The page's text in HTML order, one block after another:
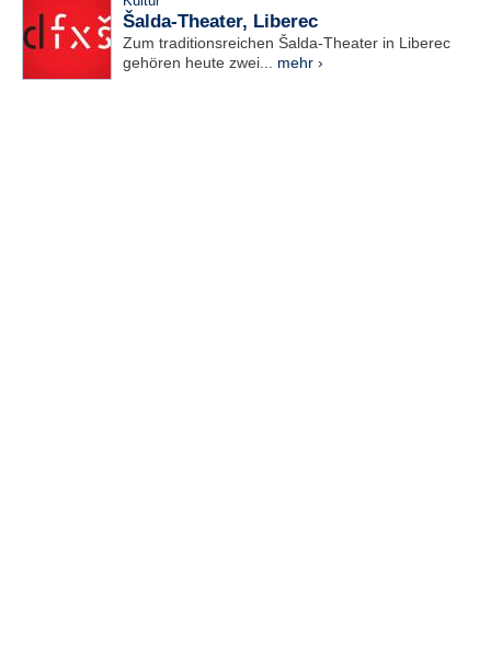
Šalda-Theater, Liberec
Zum traditionsreichen Šalda-Theater in Liberec
gehören heute zwei... mehr ›